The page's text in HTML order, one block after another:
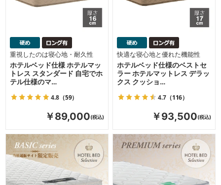
ホテルベッド仕様 ホテルマッ
トレス スタンダード 自宅でホ
テル仕様のマ…
4.8 （59）
重視したのは寝心地・耐久性
￥89,000
ホテルベッド仕様のベストセ
ラー ホテルマットレス デラッ
クス クッショ…
4.7（116）
快適な寝心地と優れた機能性
￥93,500